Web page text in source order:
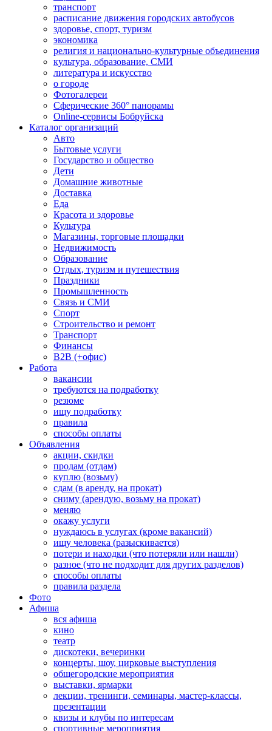
транспорт
расписание движения городских автобусов
здоровье, спорт, туризм
экономика
религия и национально-культурные объединения
культура, образование, СМИ
литература и искусство
о городе
Фотогалереи
Сферические 360° панорамы
Online-сервисы Бобруйска
Каталог организаций
Авто
Бытовые услуги
Государство и общество
Дети
Домашние животные
Доставка
Еда
Красота и здоровье
Культура
Магазины, торговые площадки
Недвижимость
Образование
Отдых, туризм и путешествия
Праздники
Промышленность
Связь и СМИ
Спорт
Строительство и ремонт
Транспорт
Финансы
B2B (+офис)
Работа
вакансии
требуются на подработку
резюме
ищу подработку
правила
способы оплаты
Объявления
акции, скидки
продам (отдам)
куплю (возьму)
сдам (в аренду, на прокат)
сниму (арендую, возьму на прокат)
меняю
окажу услуги
нуждаюсь в услугах (кроме вакансий)
ищу человека (разыскивается)
потери и находки (что потеряли или нашли)
разное (что не подходит для других разделов)
способы оплаты
правила раздела
Фото
Афиша
вся афиша
кино
театр
дискотеки, вечеринки
концерты, шоу, цирковые выступления
общегородские мероприятия
выставки, ярмарки
лекции, тренинги, семинары, мастер-классы,
презентации
квизы и клубы по интересам
спортивные мероприятия